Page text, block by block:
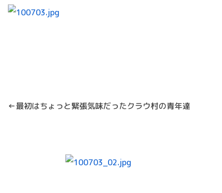
←最初はちょっと緊張気味だったクラウ村の青年達